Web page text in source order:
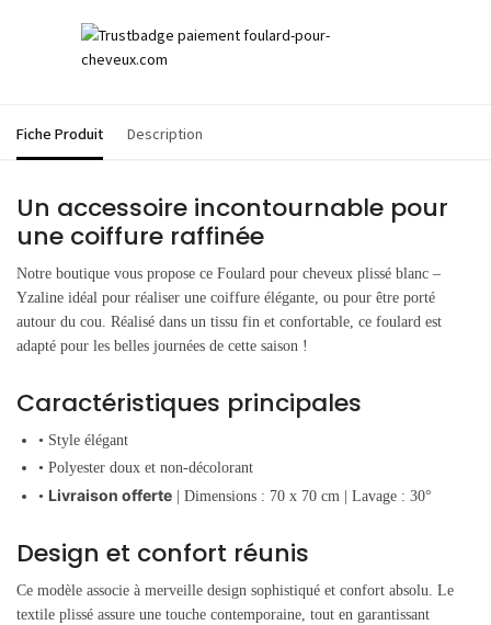
Fiche Produit Description
Un accessoire incontournable pour
une coiffure raffinée
Notre boutique vous propose ce Foulard pour cheveux plissé blanc –
Yzaline idéal pour réaliser une coiffure élégante, ou pour être porté
autour du cou. Réalisé dans un tissu fin et confortable, ce foulard est
adapté pour les belles journées de cette saison !
Caractéristiques principales
• Style élégant
• Polyester doux et non-décolorant
• Livraison offerte | Dimensions : 70 x 70 cm | Lavage : 30°
Design et confort réunis
Ce modèle associe à merveille design sophistiqué et confort absolu. Le
textile plissé assure une touche contemporaine, tout en garantissant